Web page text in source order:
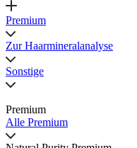
Premium
Zur Haarmineralanalyse
Sonstige
Premium
Alle Premium